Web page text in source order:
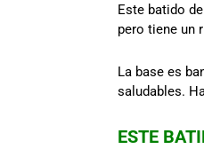
Este batido
pero tiene un
La base es
saludables.
ESTE